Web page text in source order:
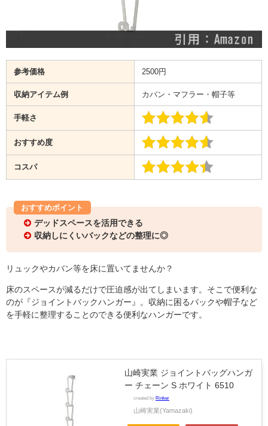
参考価格 2500円
収納アイテム例 カバン・マフラー・帽子等
手軽さ
おすすめ度
コスパ
おすすめポイント
デッドスペースを活用できる
収納しにくいバックなどの整理に◎
リュックやカバン等を床に置いてませんか？
床のスペースが減るだけで圧迫感が出てしまいます。そこで便利な
のが『ジョイントバックハンガー』。 収納に困るバックや帽子など
を手軽に整理することのできる便利なハンガーです。
山崎実業 ジョイントバッグハンガ
ー チェーン S ホワイト 6510
created by Rinker
山崎実業(Yamazaki)